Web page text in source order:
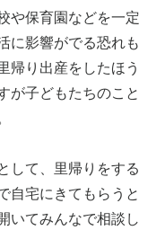
や保育園などを一定
に影響がでる恐れも
帰り出産をしたほう
が子どもたちのこと
して、里帰りをする
自宅にきてもらうと
いてみんなで相談し